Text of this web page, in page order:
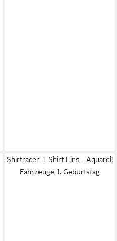
Shirtracer T-Shirt Eins - Aquarell
Fahrzeuge 1. Geburtstag